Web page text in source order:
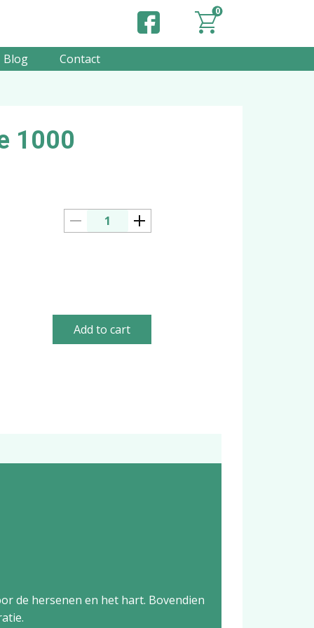
0
Blog Contact
1000
Add to cart
de hersenen en het hart. Bovendien